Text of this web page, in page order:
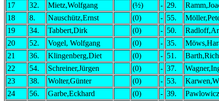
17
32. Mietz,Wolfgang (½) - 29.
18
8. Nauschütz,Ernst (0) - 55.
19
34. Tabbert,Dirk (0) - 50.
20
52. Vogel, Wolfgang (0) - 35.
21
36. Klingenberg,Diet (0) - 51.
22
54. Schreiner,Jürgen (0) - 37.
23
38. Wolter,Günter (0) - 53.
24
56. Garbe,Eckhard (0) - 39.